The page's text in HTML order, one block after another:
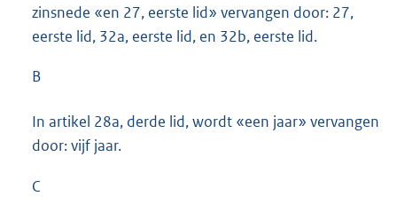
zinsnede «en 27, eerste lid» vervangen door: 27,
eerste lid, 32a, eerste lid, en 32b, eerste lid.
B
In artikel 28a, derde lid, wordt «een jaar» vervangen
door: vijf jaar.
C